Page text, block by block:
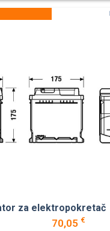
za elektropokretač
70,05 €